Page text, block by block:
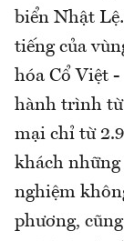
biển Nhật
tiếng của
hóa Cổ Việt -
hành trình từ
mại chỉ từ
khách
nghiệm
phương,